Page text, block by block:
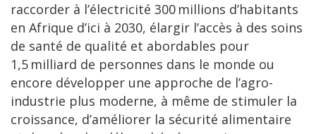
raccorder à l’électricité 300 millions d’habitants
en Afrique d’ici à 2030, élargir l’accès à des soins
de santé de qualité et abordables pour
1,5 milliard de personnes dans le monde ou
encore développer une approche de l’agro-
industrie plus moderne, à même de stimuler la
croissance, d’améliorer la sécurité alimentaire